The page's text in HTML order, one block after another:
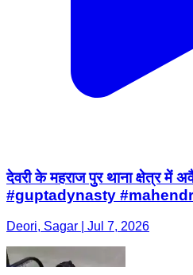
देवरी के महराज पुर थाना क्षेत्र में
#guptadynasty
Deori, Sagar | Jul 7, 2026